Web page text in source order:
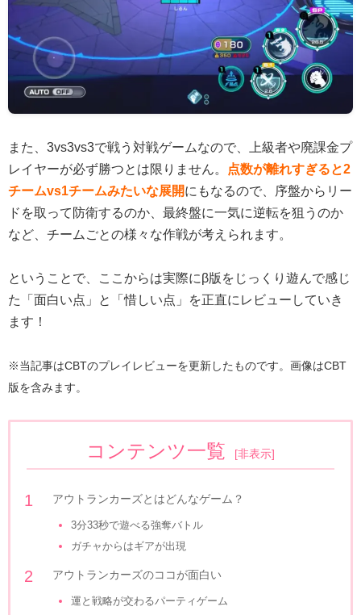
また、3vs3vs3で戦う対戦ゲームなので、上級者や廃課金プ
レイヤーが必ず勝つとは限りません。
点数が離れすぎると2
チームvs1チームみたいな展開にもなるので、序盤からリー
ドを取って防衛するのか、最終盤に一気に逆転を狙うのか
など、チームごとの様々な作戦が考えられます。
ということで、ここからは実際にβ版をじっくり遊んで感じ
た「面白い点」と「惜しい点」を正直にレビューしていき
ます！
※当記事はCBTのプレイレビューを更新したものです。画像はCBT
版を含みます。
コンテンツ一覧 [非表示]
アウトランカーズとはどんなゲーム？
3分33秒で遊べる強奪バトル
ガチャからはギアが出現
アウトランカーズのココが面白い
運と戦略が交わるパーティゲーム